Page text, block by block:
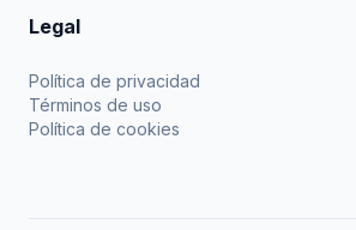
Legal
Política de privacidad
Términos de uso
Política de cookies